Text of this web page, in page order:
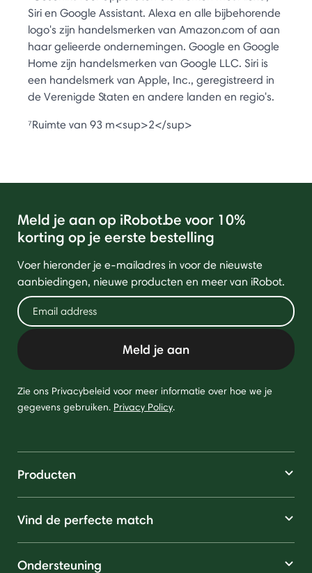
Siri en Google Assistant. Alexa en alle bijbehorende
logo's zijn handelsmerken van Amazon.com of aan
haar gelieerde ondernemingen. Google en Google
Home zijn handelsmerken van Google LLC. Siri is
een handelsmerk van Apple, Inc., geregistreerd in
de Verenigde Staten en andere landen en regio's.
⁷Ruimte van 93 m<sup>2</sup>
Meld je aan op iRobot.be voor 10%
korting op je eerste bestelling
Voer hieronder je e-mailadres in voor de nieuwste
aanbiedingen, nieuwe producten en meer van iRobot.
Meld je aan
Zie ons Privacybeleid voor meer informatie over hoe we je
gegevens gebruiken. Privacy Policy.
Producten
Vind de perfecte match
Ondersteuning